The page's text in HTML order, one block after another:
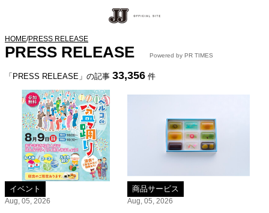
HOME/PRESS RELEASE
PRESS RELEASE Powered by PR TIMES
「PRESS RELEASE」の記事 33,356 件
イベント
Aug, 05, 2026
商品サービス
Aug, 05, 2026